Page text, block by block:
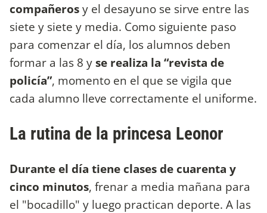
compañerosy el desayuno se sirve entre las
siete y siete y media. Como siguiente paso
para comenzar el día, los alumnos deben
formar a las 8 yse realiza la “revista de
policía”, momento en el que se vigila que
cada alumno lleve correctamente el uniforme.
La rutina de la princesa Leonor
Durante el día tiene clases de cuarenta y
cinco minutos, frenar a media mañana para
el "bocadillo" y luego practican deporte. A las